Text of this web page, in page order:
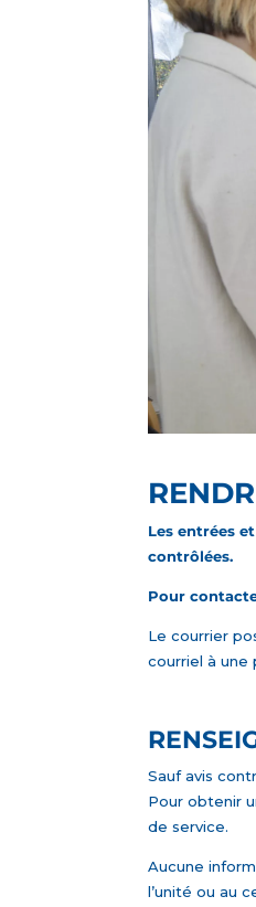
Les entrées
contrôlées.
Pour
Le courrier
courriel à une
Sauf avis
Pour obtenir
de service.
Aucune
l’unité ou au